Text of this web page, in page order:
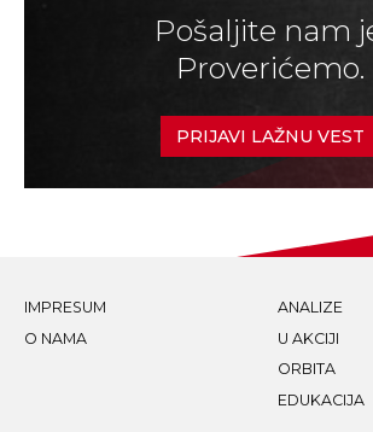
Pošaljite nam
Proverićemo.
PRIJAVI LAŽNU VEST
IMPRESUM
O NAMA
ANALIZE
U AKCIJI
ORBITA
EDUKACIJA